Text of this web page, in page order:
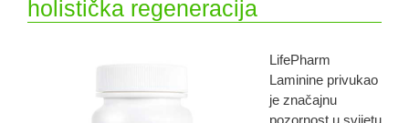
holistička regeneracija
LifePharm
Laminine privukao
je značajnu
pozornost u svijetu